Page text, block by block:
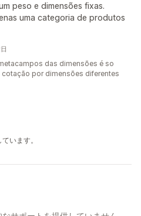
peso e dimensões fixas.
uma categoria de produtos
das dimensões é so
por dimensões diferentes
います。